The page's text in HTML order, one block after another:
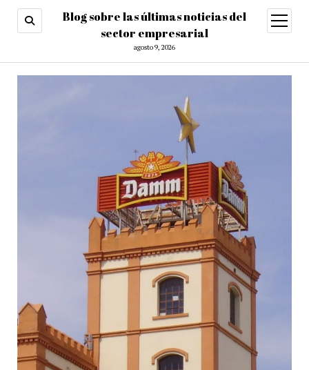
Blog sobre las últimas noticias del
sector empresarial
agosto 9, 2026
abrir
menú